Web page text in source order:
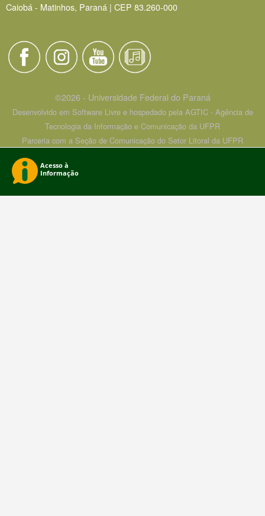
Caiobá - Matinhos, Paraná | CEP 83.260-000
©2026 - Universidade Federal do Paraná
Desenvolvido em Software Livre e hospedado pela AGTIC - Agência de
Tecnologia da Informação e Comunicação da UFPR
Parceria com a Seção de Comunicação do Setor Litoral da UFPR